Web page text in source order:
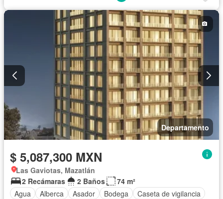
Departamento
$ 5,087,300 MXN
Las Gaviotas, Mazatlán
2 Recámaras
2 Baños
74 m²
Agua
Alberca Asador Bodega
Caseta de vigilancia